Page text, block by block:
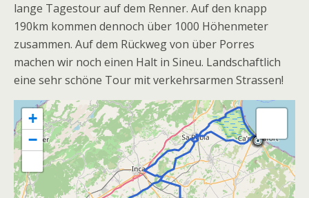
lange Tagestour auf dem Renner. Auf den knapp
190km kommen dennoch über 1000 Höhenmeter
zusammen. Auf dem Rückweg von über Porres
machen wir noch einen Halt in Sineu. Landschaftlich
eine sehr schöne Tour mit verkehrsarmen Strassen!
+
−